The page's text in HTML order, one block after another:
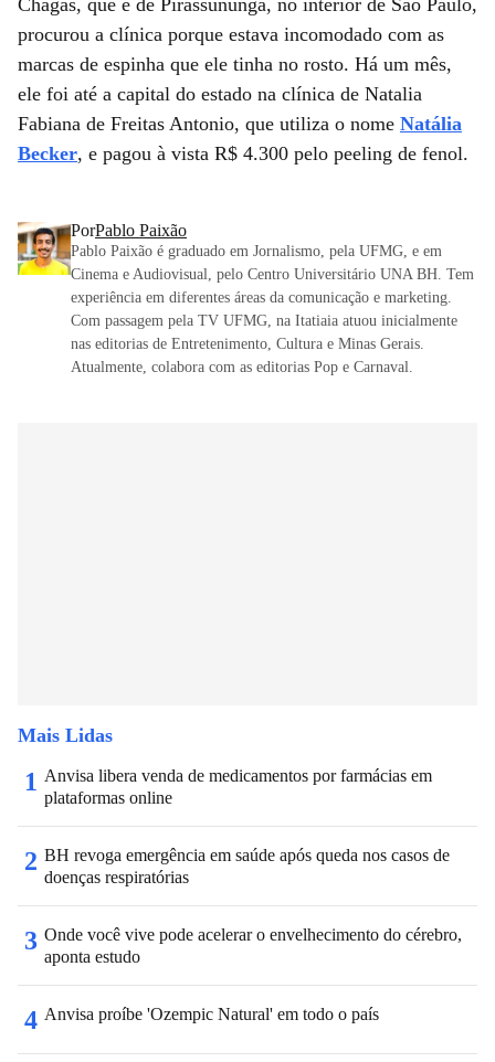
procurou a clínica porque estava incomodado com as
marcas de espinha que ele tinha no rosto. Há um mês,
ele foi até a capital do estado na clínica de Natalia
Fabiana de Freitas Antonio, que utiliza o nome Natália
Becker, e pagou à vista R$ 4.300 pelo peeling de fenol.
PorPablo Paixão
Pablo Paixão é graduado em Jornalismo, pela UFMG, e em
Cinema e Audiovisual, pelo Centro Universitário UNA BH. Tem
experiência em diferentes áreas da comunicação e marketing.
Com passagem pela TV UFMG, na Itatiaia atuou inicialmente
nas editorias de Entretenimento, Cultura e Minas Gerais.
Atualmente, colabora com as editorias Pop e Carnaval.
Mais Lidas
1 Anvisa libera venda de medicamentos por farmácias em
plataformas online
2 BH revoga emergência em saúde após queda nos casos de
doenças respiratórias
3 Onde você vive pode acelerar o envelhecimento do cérebro,
aponta estudo
4 Anvisa proíbe 'Ozempic Natural' em todo o país